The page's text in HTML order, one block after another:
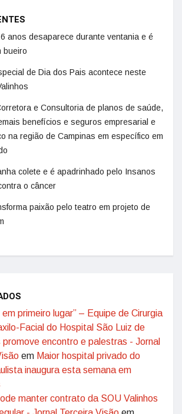
anos desaparece durante ventania e é
bueiro
de Dia dos Pais acontece neste
e Consultoria de planos de saúde,
benefícios e seguros empresarial e
na região de Campinas em específico em
colete e é apadrinhado pelo Insanos
o câncer
paixão pelo teatro em projeto de
primeiro lugar” – Equipe de Cirurgia
Facial do Hospital São Luiz de
promove encontro e palestras - Jornal
em Maior hospital privado do
inaugura esta semana em
manter contrato da SOU Valinhos